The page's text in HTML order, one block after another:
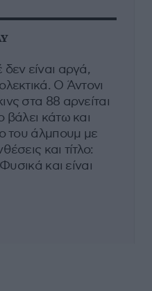
δεν είναι αργά,
Ο Άντονι
στα 88 αρνείται
βάλει κάτω και
του άλμπουμ με
και τίτλο:
και είναι